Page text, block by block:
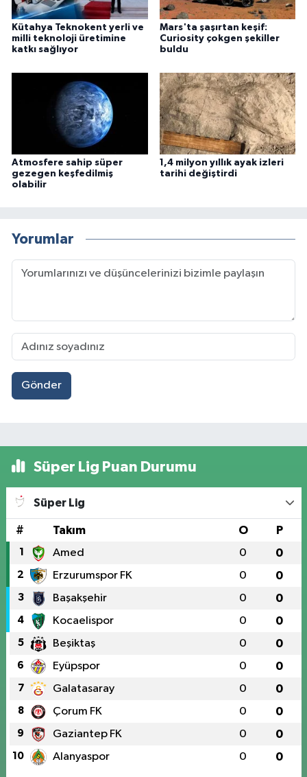
Kütahya Teknokent yerli ve
milli teknoloji üretimine
katkı sağlıyor
Mars'ta şaşırtan keşif:
Curiosity çokgen şekiller
buldu
Atmosfere sahip süper
gezegen keşfedilmiş
olabilir
1,4 milyon yıllık ayak izleri
tarihi değiştirdi
Yorumlar
Gönder
Süper Lig Puan Durumu
Süper Lig
# Takım O P
1 Amed 0 0
2 Erzurumspor FK 0 0
3 Başakşehir 0 0
4 Kocaelispor 0 0
5 Beşiktaş 0 0
6 Eyüpspor 0 0
7 Galatasaray 0 0
8 Çorum FK 0 0
9 Gaziantep FK 0 0
10 Alanyaspor 0 0